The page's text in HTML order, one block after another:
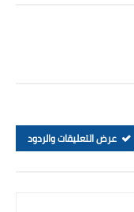
عرض التعليقات والردود